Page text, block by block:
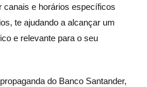
canais e horários específicos
te ajudando a alcançar um
e relevante para o seu
do Banco Santander,